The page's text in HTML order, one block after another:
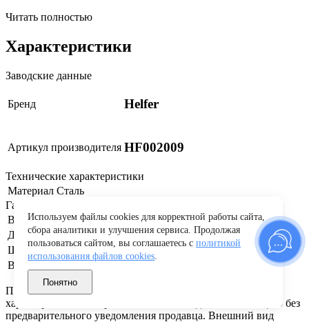
Читать полностью
Характеристики
Заводские данные
Бренд Helfer
Артикул производителя HF002009
Технические характеристики
Материал Сталь
Габариты и вес
Вес
0.1 кг
Длина
19 см
Ширина 4 см
Высота
Производитель оставляет за собой право изменять
характеристики товара, его внешний вид и комплектацию без
предварительного уведомления продавца. Внешний вид
Используем файлы cookies для корректной работы сайта,
сбора аналитики и улучшения сервиса. Продолжая
пользоваться сайтом, вы соглашаетесь с политикой
использования файлов cookies.
Понятно